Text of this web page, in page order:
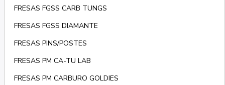
FRESAS FGSS CARB TUNGS
FRESAS FGSS DIAMANTE
FRESAS PINS/POSTES
FRESAS PM CA-TU LAB
FRESAS PM CARBURO GOLDIES